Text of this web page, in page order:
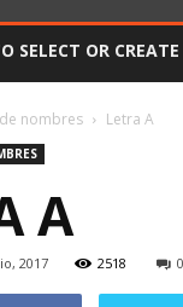
SELECT OR
nombres Letra A
A
2017 2518 0